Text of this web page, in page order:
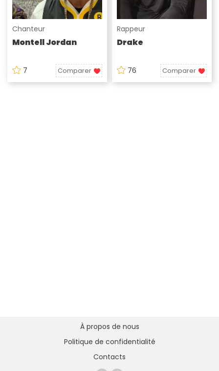
Chanteur
Montell Jordan
7 Comparer
Rappeur
Drake
76 Comparer
À propos de nous
Politique de confidentialité
Contacts